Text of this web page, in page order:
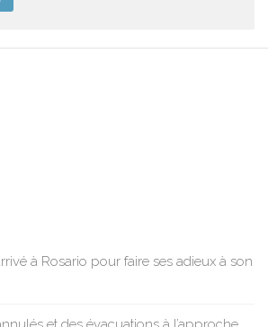
à Rosario pour faire ses adieux à son